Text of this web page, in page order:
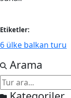
Etiketler:
6 ülke balkan turu
Arama